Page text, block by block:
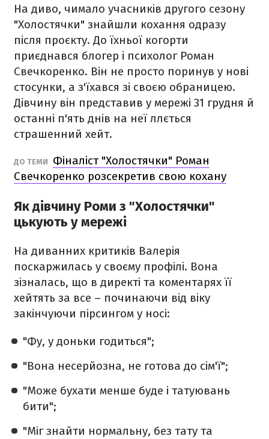
На диво, чимало учасників другого сезону
"Холостячки" знайшли кохання одразу
після проєкту. До їхньої когорти
приєднався блогер і психолог Роман
Свечкоренко. Він не просто поринув у нові
стосунки, а з'їхався зі своєю обраницею.
Дівчину він представив у мережі 31 грудня й
останні п'ять днів на неї ллється
страшенний хейт.
ДО ТЕМИ
Фіналіст "Холостячки" Роман
Свечкоренко розсекретив свою кохану
Як дівчину Роми з "Холостячки"
цькують у мережі
На диванних критиків Валерія
поскаржилась у своєму профілі. Вона
зізналась, що в директі та коментарях її
хейтять за все – починаючи від віку
закінчуючи пірсингом у носі:
"Фу, у доньки годиться";
"Вона несерйозна, не готова до сім'ї";
"Може бухати менше буде і татуювань
бити";
"Міг знайти нормальну, без тату та